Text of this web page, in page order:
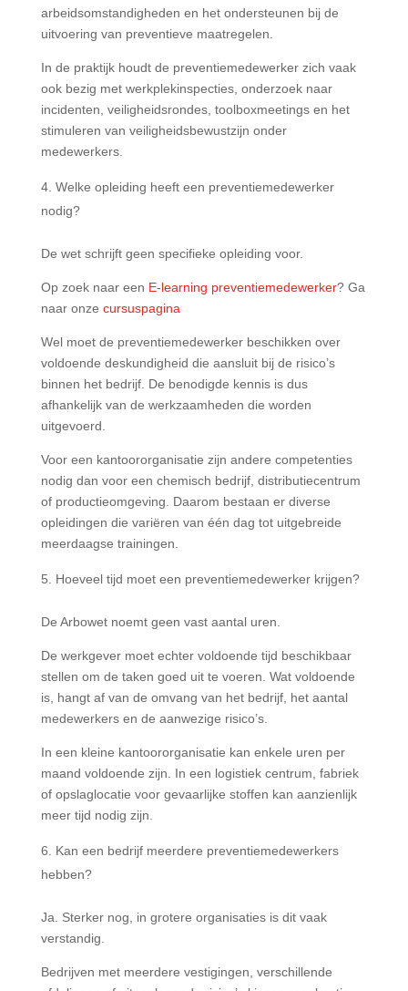
arbeidsomstandigheden en het ondersteunen bij de
uitvoering van preventieve maatregelen.
In de praktijk houdt de preventiemedewerker zich vaak
ook bezig met werkplekinspecties, onderzoek naar
incidenten, veiligheidsrondes, toolboxmeetings en het
stimuleren van veiligheidsbewustzijn onder
medewerkers.
Welke opleiding heeft een preventiemedewerker
nodig?
De wet schrijft geen specifieke opleiding voor.
Op zoek naar een E-learning preventiemedewerker? Ga
naar onze cursuspagina
Wel moet de preventiemedewerker beschikken over
voldoende deskundigheid die aansluit bij de risico’s
binnen het bedrijf. De benodigde kennis is dus
afhankelijk van de werkzaamheden die worden
uitgevoerd.
Voor een kantoororganisatie zijn andere competenties
nodig dan voor een chemisch bedrijf, distributiecentrum
of productieomgeving. Daarom bestaan er diverse
opleidingen die variëren van één dag tot uitgebreide
meerdaagse trainingen.
Hoeveel tijd moet een preventiemedewerker krijgen?
De Arbowet noemt geen vast aantal uren.
De werkgever moet echter voldoende tijd beschikbaar
stellen om de taken goed uit te voeren. Wat voldoende
is, hangt af van de omvang van het bedrijf, het aantal
medewerkers en de aanwezige risico’s.
In een kleine kantoororganisatie kan enkele uren per
maand voldoende zijn. In een logistiek centrum, fabriek
of opslaglocatie voor gevaarlijke stoffen kan aanzienlijk
meer tijd nodig zijn.
Kan een bedrijf meerdere preventiemedewerkers
hebben?
Ja. Sterker nog, in grotere organisaties is dit vaak
verstandig.
Bedrijven met meerdere vestigingen, verschillende